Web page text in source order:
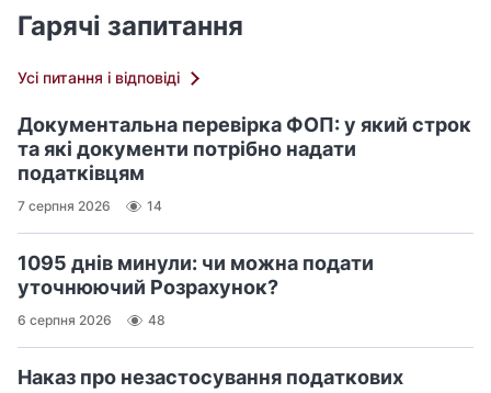
Гарячі запитання
Усі питання і відповіді
Документальна перевірка ФОП: у який строк
та які документи потрібно надати
податківцям
7 серпня 2026 14
1095 днів минули: чи можна подати
уточнюючий Розрахунок?
6 серпня 2026 48
Наказ про незастосування податкових